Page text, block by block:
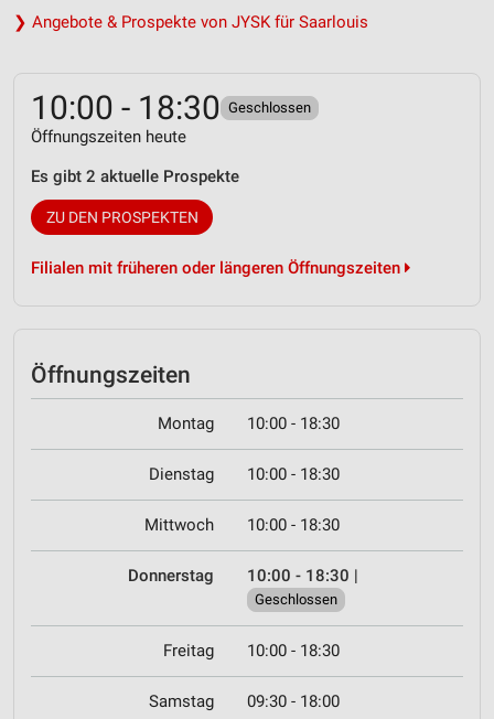
❯ Angebote & Prospekte von JYSK für Saarlouis
10:00 - 18:30 Geschlossen
Öffnungszeiten heute
Es gibt 2 aktuelle Prospekte
ZU DEN PROSPEKTEN
Filialen mit früheren oder längeren Öffnungszeiten
Öffnungszeiten
Montag 10:00 - 18:30
Dienstag 10:00 - 18:30
Mittwoch 10:00 - 18:30
Donnerstag 10:00 - 18:30 |
Geschlossen
Freitag 10:00 - 18:30
Samstag 09:30 - 18:00